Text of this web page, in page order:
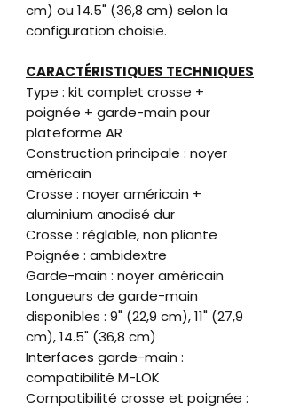
cm) ou 14.5" (36,8 cm) selon la
configuration choisie.
CARACTÉRISTIQUES TECHNIQUES
Type : kit complet crosse +
poignée + garde-main pour
plateforme AR
Construction principale : noyer
américain
Crosse : noyer américain +
aluminium anodisé dur
Crosse : réglable, non pliante
Poignée : ambidextre
Garde-main : noyer américain
Longueurs de garde-main
disponibles : 9" (22,9 cm), 11" (27,9
cm), 14.5" (36,8 cm)
Interfaces garde-main :
compatibilité M-LOK
Compatibilité crosse et poignée :